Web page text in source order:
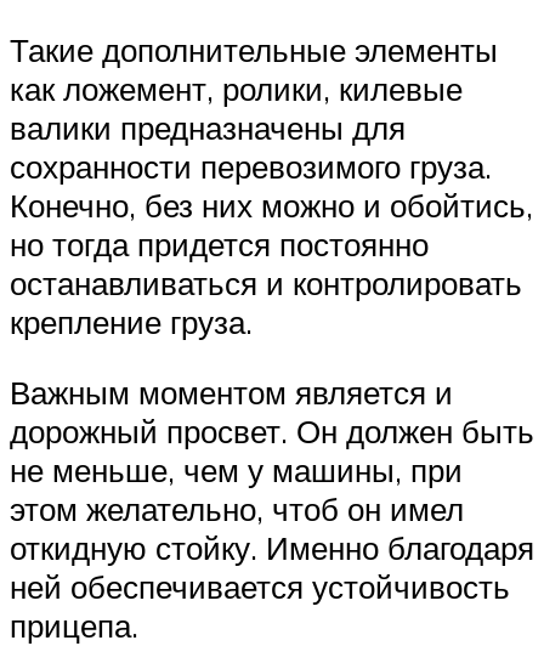
Такие дополнительные элементы
как ложемент, ролики, килевые
валики предназначены для
сохранности перевозимого груза.
Конечно, без них можно и обойтись,
но тогда придется постоянно
останавливаться и контролировать
крепление груза.
Важным моментом является и
дорожный просвет. Он должен быть
не меньше, чем у машины, при
этом желательно, чтоб он имел
откидную стойку. Именно благодаря
ней обеспечивается устойчивость
прицепа.